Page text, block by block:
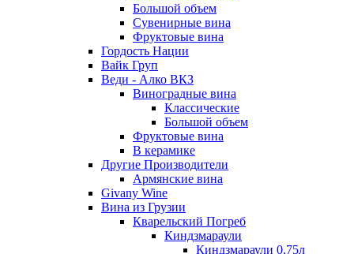
Большой объем
Сувенирные вина
Фруктовые вина
Гордость Нации
Вайк Груп
Веди - Алко ВКЗ
Виноградные вина
Классические
Большой объем
Фруктовые вина
В керамике
Другие Производители
Армянские вина
Givany Wine
Вина из Грузии
Кварельский Погреб
Киндзмараули
Киндзмараули 0,75л